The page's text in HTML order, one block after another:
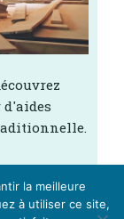
la meilleure
à utiliser ce site,